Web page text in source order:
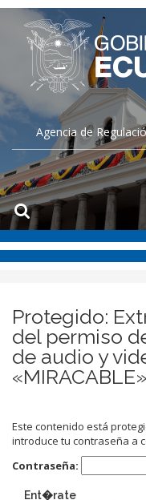
Agencia de
Protegido:
del permiso
de audio y
«MIRACABLE»
Este contenido está
introduce tu contraseña a
Contraseña:
Ent�rate